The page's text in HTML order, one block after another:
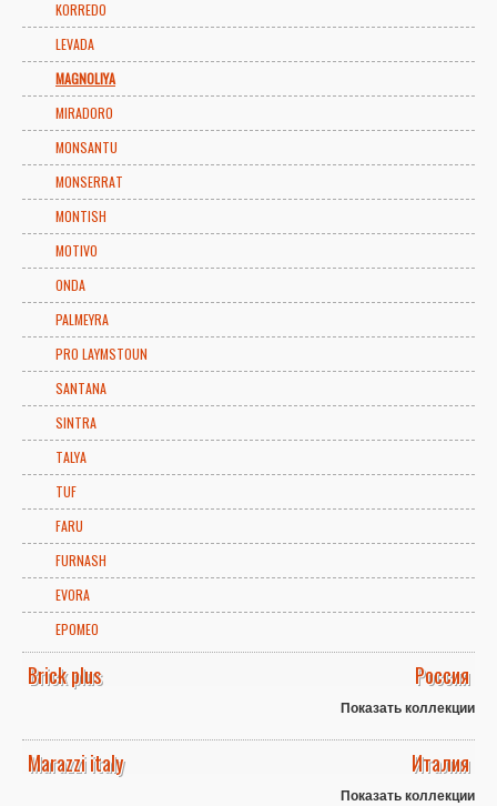
KORREDO
LEVADA
MAGNOLIYA
MIRADORO
MONSANTU
MONSERRAT
MONTISH
MOTIVO
ONDA
PALMEYRA
PRO LAYMSTOUN
SANTANA
SINTRA
TALYA
TUF
FARU
FURNASH
EVORA
EPOMEO
Brick plus Россия
Показать коллекции
Marazzi italy Италия
Показать коллекции